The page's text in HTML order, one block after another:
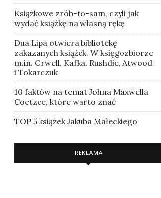
Książkowe zrób-to-sam, czyli jak
wydać książkę na własną rękę
Dua Lipa otwiera bibliotekę
zakazanych książek. W księgozbiorze
m.in. Orwell, Kafka, Rushdie, Atwood
i Tokarczuk
10 faktów na temat Johna Maxwella
Coetzee, które warto znać
TOP 5 książek Jakuba Małeckiego
REKLAMA